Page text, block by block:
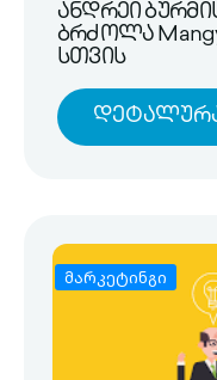
ანდრეი
ბრძოლა
სთვის
მარკეტინგი